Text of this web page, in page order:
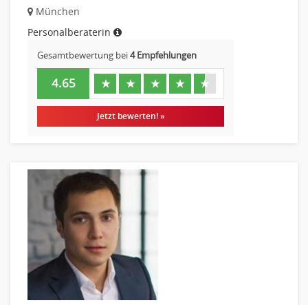
München
Personalberaterin
Gesamtbewertung bei4 Empfehlungen
4.65 ★ ★ ★ ★ ★
Jetzt bewerten! »